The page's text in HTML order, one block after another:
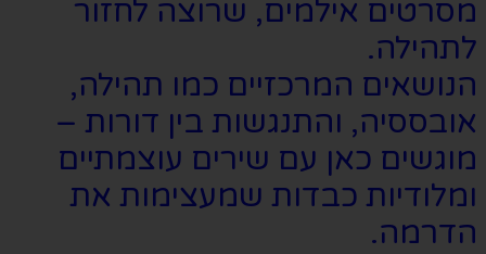
מסרטים אילמים, שרוצה לחזור
לתהילה.
הנושאים המרכזיים כמו תהילה,
אובססיה, והתנגשות בין דורות –
מוגשים כאן עם שירים עוצמתיים
ומלודיות כבדות שמעצימות את
הדרמה.